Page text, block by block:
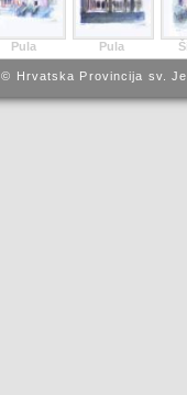
Pula Pula
© Hrvatska Provincija sv.